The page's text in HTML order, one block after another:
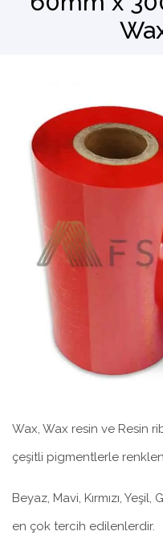
Barkod Okuyucu
Wax, Wax resin ve Resin
çeşitli pigmentlerle
Beyaz, Mavi, Kırmızı,
en çok tercih edilenlerdir.